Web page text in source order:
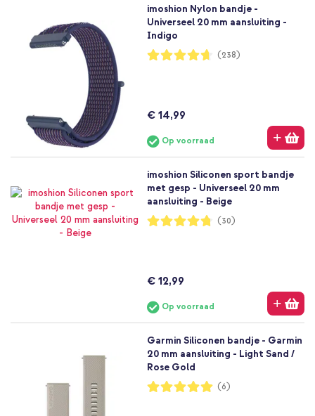
imoshion Nylon bandje -
Universeel 20 mm aansluiting -
Indigo
Waardering:
93%
(238)
€ 14,99
Op voorraad
imoshion Siliconen sport bandje
met gesp - Universeel 20 mm
aansluiting - Beige
Waardering:
95%
(30)
€ 12,99
Op voorraad
Garmin Siliconen bandje - Garmin
20 mm aansluiting - Light Sand /
Rose Gold
Waardering:
100%
(6)